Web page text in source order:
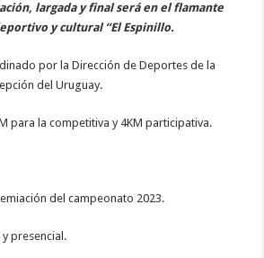
largada y final será en el flamante
y cultural “El Espinillo.
por la Dirección de Deportes de la
del Uruguay.
para la competitiva y 4KM participativa.
del campeonato 2023.
presencial.